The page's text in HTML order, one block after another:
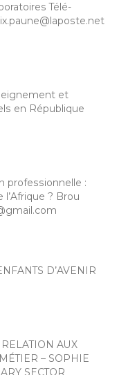
Télé-
et
en République
professionnelle :
? Brou
D’AVENIR
AUX
– SOPHIE
SECTOR